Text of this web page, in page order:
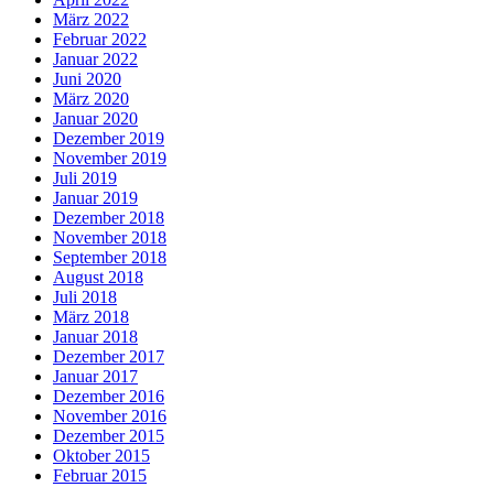
März 2022
Februar 2022
Januar 2022
Juni 2020
März 2020
Januar 2020
Dezember 2019
November 2019
Juli 2019
Januar 2019
Dezember 2018
November 2018
September 2018
August 2018
Juli 2018
März 2018
Januar 2018
Dezember 2017
Januar 2017
Dezember 2016
November 2016
Dezember 2015
Oktober 2015
Februar 2015